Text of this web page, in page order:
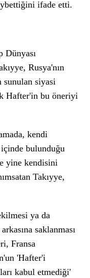
ifade etti.
Dünyası
Rusya'nın
sunulan siyasi
Hafter'in bu öneriyi
kendi
bulunduğu
yine kendisini
Takıyye,
ya da
saklanması
Fransa
'Hafter'i
kabul etmediği'